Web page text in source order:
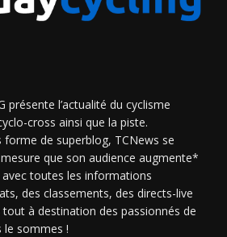
présente l’actualité du cyclisme
cross ainsi que la piste.
de superblog, TCNews se
que son audience augmente*
toutes les informations
des classements, des directs-live
à destination des passionnés de
le sommes !